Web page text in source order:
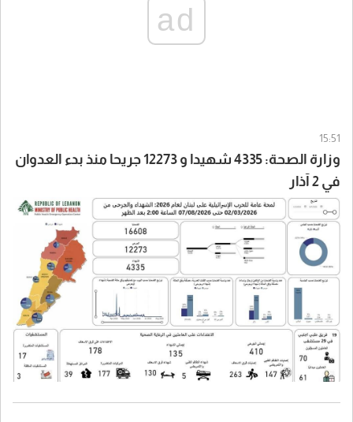
ad
15:51
وزارة الصحة: 4335 شهيدا و 12273 جريحا منذ بدء العدوان
في 2 آذار